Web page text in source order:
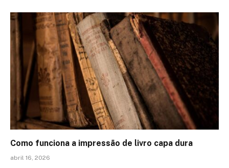
Como funciona a impressão de livro capa dura
abril 16, 2026